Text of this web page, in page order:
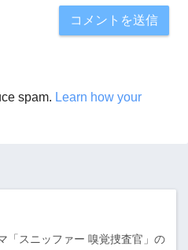
spam. Learn how your
「スニッファー 嗅覚捜査官」の